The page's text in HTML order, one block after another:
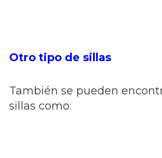
Otro tipo de sillas
También se pueden
sillas como: